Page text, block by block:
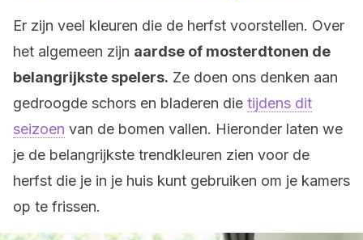
Er zijn veel kleuren die de herfst voorstellen. Over
het algemeen zijn aardse of mosterdtonen de
belangrijkste spelers. Ze doen ons denken aan
gedroogde schors en bladeren die tijdens dit
seizoen van de bomen vallen. Hieronder laten we
je de belangrijkste trendkleuren zien voor de
herfst die je in je huis kunt gebruiken om je kamers
op te frissen.